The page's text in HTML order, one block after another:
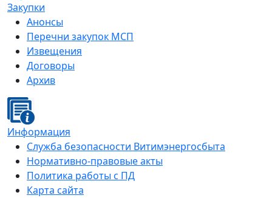
Закупки
Анонсы
Перечни закупок МСП
Извещения
Договоры
Архив
Информация
Служба безопасности Витимэнергосбыта
Нормативно-правовые акты
Политика работы с ПД
Карта сайта